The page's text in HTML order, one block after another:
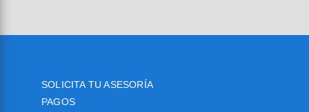
SOLICITA TU ASESORÍA
PAGOS